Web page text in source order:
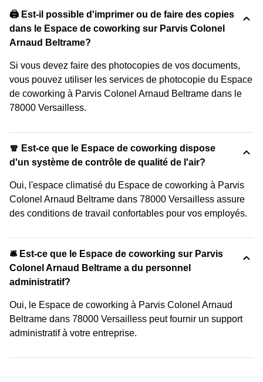
🖨️ Est-il possible d'imprimer ou de faire des copies
dans le Espace de coworking sur Parvis Colonel
Arnaud Beltrame?
Si vous devez faire des photocopies de vos documents,
vous pouvez utiliser les services de photocopie du Espace
de coworking à Parvis Colonel Arnaud Beltrame dans le
78000 Versailless.
🧣 Est-ce que le Espace de coworking dispose
d'un système de contrôle de qualité de l'air?
Oui, l'espace climatisé du Espace de coworking à Parvis
Colonel Arnaud Beltrame dans 78000 Versailless assure
des conditions de travail confortables pour vos employés.
🛎 Est-ce que le Espace de coworking sur Parvis
Colonel Arnaud Beltrame a du personnel
administratif?
Oui, le Espace de coworking à Parvis Colonel Arnaud
Beltrame dans 78000 Versailless peut fournir un support
administratif à votre entreprise.